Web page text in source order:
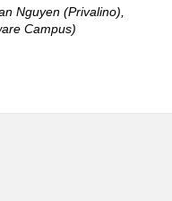
Nguyen (Privalino),
Campus)